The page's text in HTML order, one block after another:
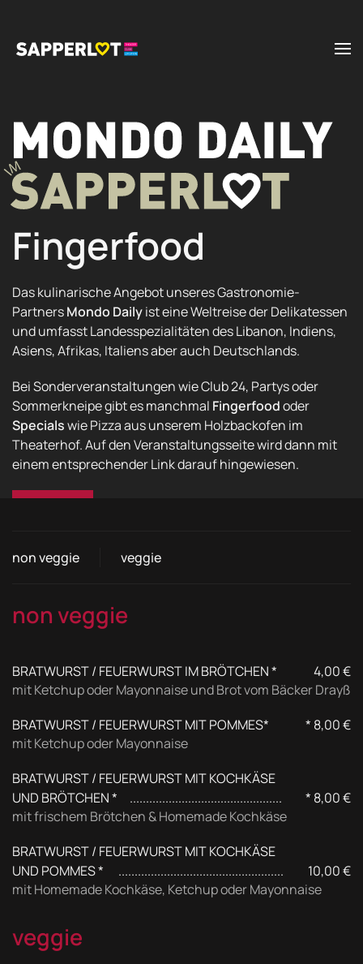
Zum Hauptinhalt springen
Fingerfood
Das kulinarische Angebot unseres Gastronomie-
PartnersMondo Dailyist eine Weltreise der Delikatessen
und umfasst Landesspezialitäten des Libanon, Indiens,
Asiens, Afrikas, Italiens aber auch Deutschlands.
Bei Sonderveranstaltungen wie Club 24, Partys oder
Sommerkneipe gibt es manchmal Fingerfoododer
Specialswie Pizza aus unserem Holzbackofen im
Theaterhof. Auf den Veranstaltungsseite wird dann mit
einem entsprechender Link darauf hingewiesen.
non veggie veggie
non veggie
BRATWURST / FEUERWURST IM BRÖTCHEN *
4,00 €
mit Ketchup oder Mayonnaise und Brot vom Bäcker Drayß
BRATWURST / FEUERWURST MIT POMMES*
* 8,00 €
mit Ketchup oder Mayonnaise
BRATWURST / FEUERWURST MIT KOCHKÄSE
UND BRÖTCHEN *
* 8,00 €
mit frischem Brötchen & Homemade Kochkäse
BRATWURST / FEUERWURST MIT KOCHKÄSE
UND POMMES *
10,00 €
mit Homemade Kochkäse, Ketchup oder Mayonnaise
veggie